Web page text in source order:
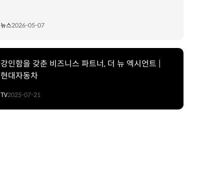
뉴스2026-05-07
강인함을 갖춘 비즈니스 파트너, 더 뉴 엑시언트 |
현대자동차
TV2025-07-21